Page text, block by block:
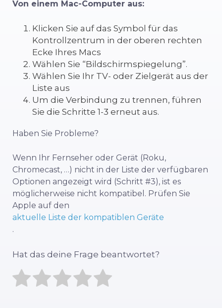
Von einem Mac-Computer aus:
Klicken Sie auf das Symbol für das
Kontrollzentrum in der oberen rechten
Ecke Ihres Macs
Wählen Sie “Bildschirmspiegelung”.
Wählen Sie Ihr TV- oder Zielgerät aus der
Liste aus
Um die Verbindung zu trennen, führen
Sie die Schritte 1-3 erneut aus.
Haben Sie Probleme?
Wenn Ihr Fernseher oder Gerät (Roku,
Chromecast, …) nicht in der Liste der verfügbaren
Optionen angezeigt wird (Schritt #3), ist es
möglicherweise nicht kompatibel. Prüfen Sie
Apple auf den
aktuelle Liste der kompatiblen Geräte
.
Hat das deine Frage beantwortet?